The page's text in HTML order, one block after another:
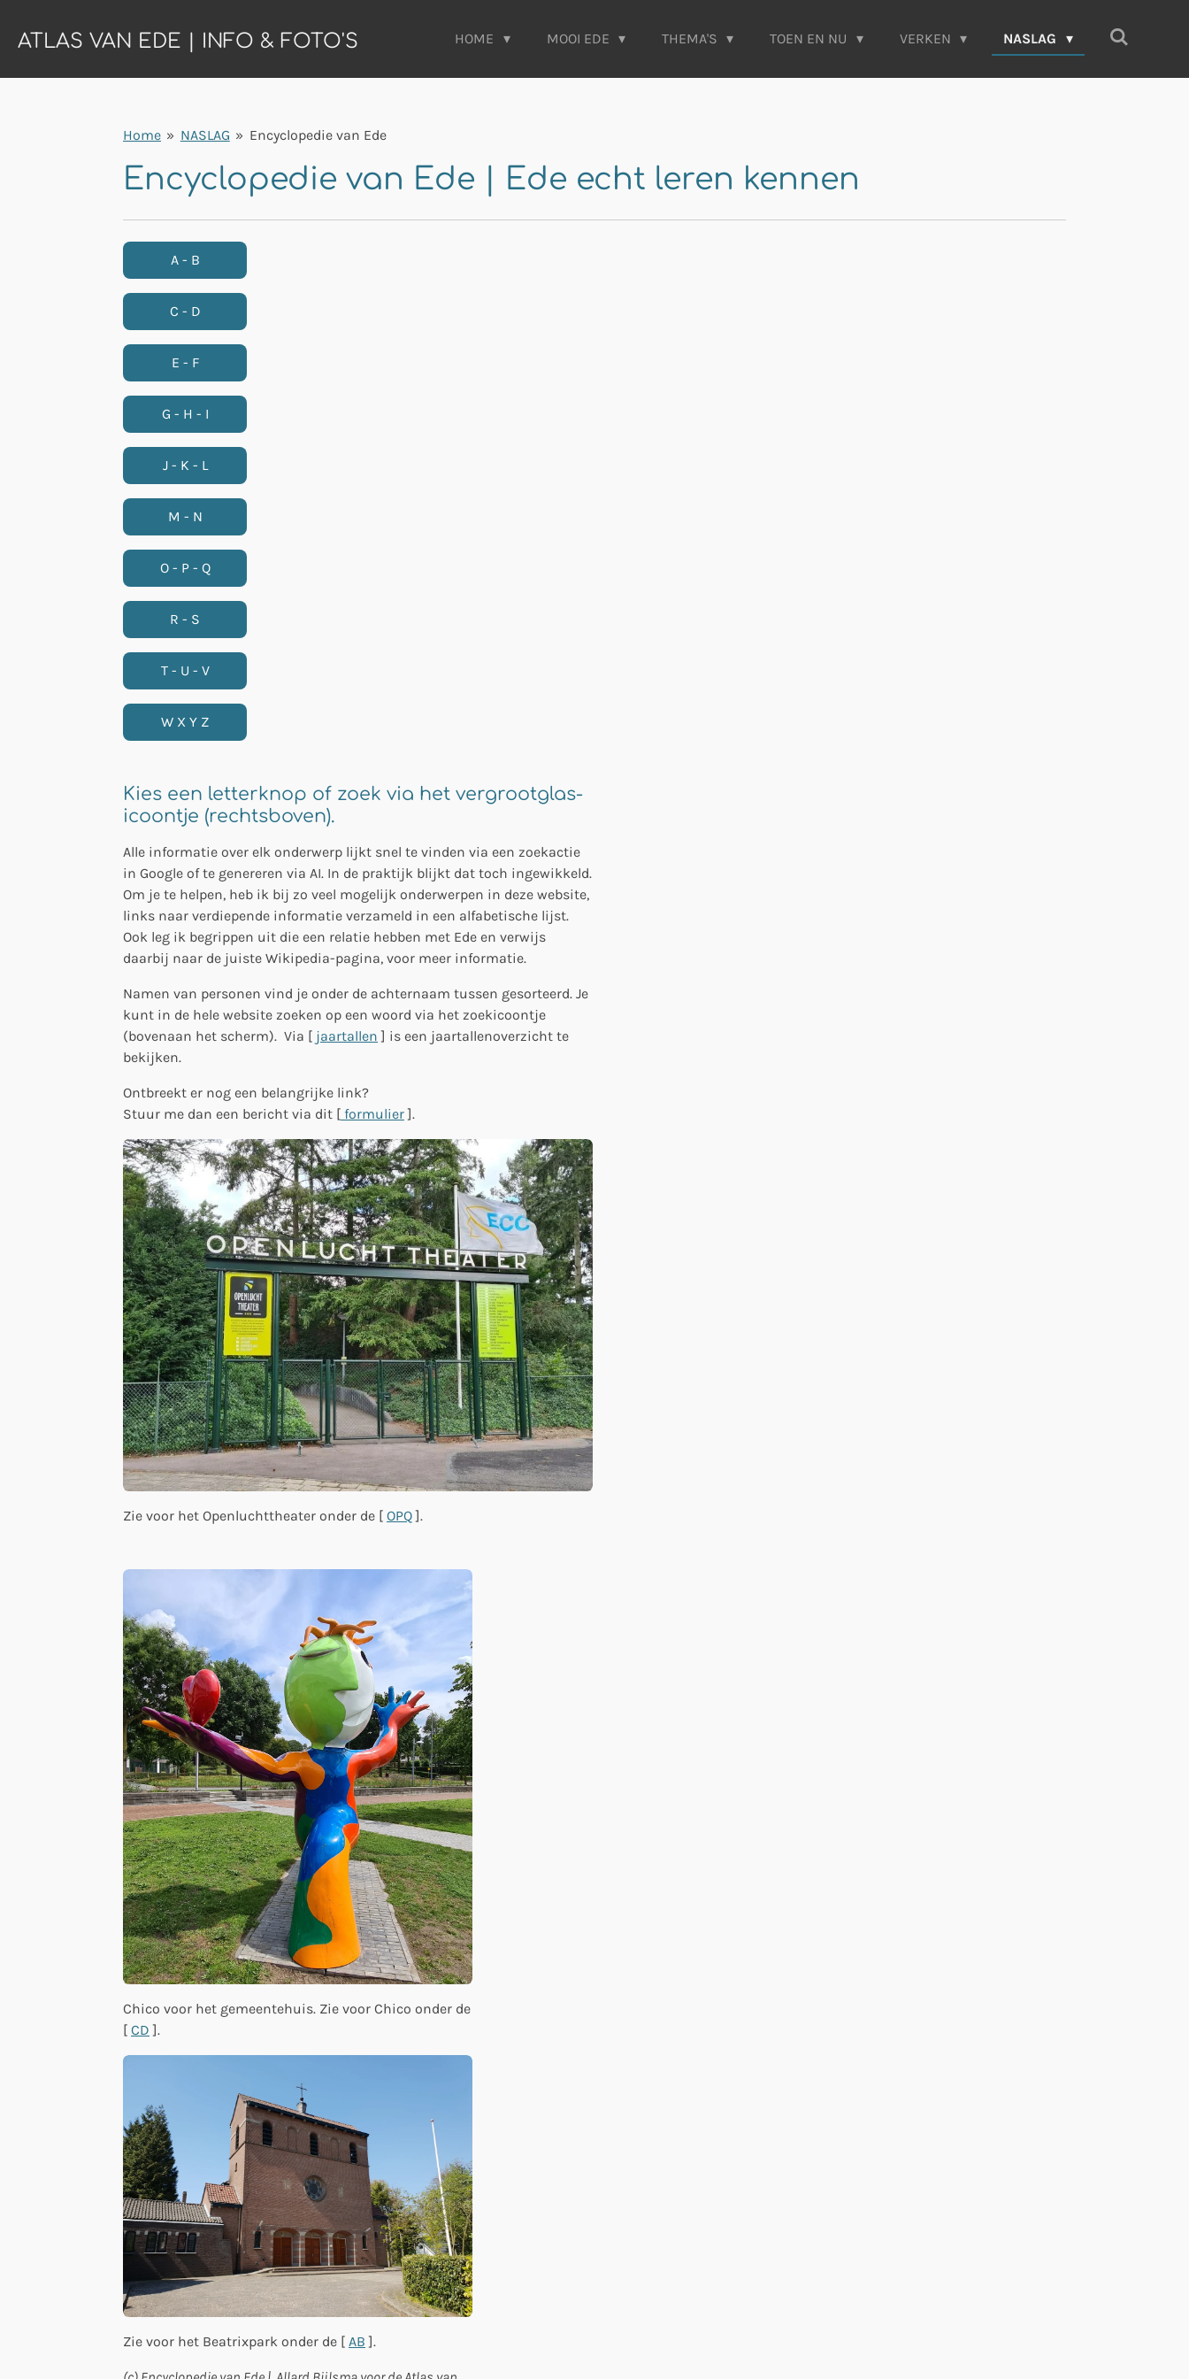
direct
de
ATLAS VAN EDE | INFO & FOTO'S HOME MOOI EDE THEMA'S TOEN EN NU VERKEN NASLAG
Home » NASLAG » Encyclopedie van Ede
Encyclopedie van Ede | Ede echt leren kennen
A - B
C - D
E - F
G - H - I
J - K - L
M - N
O - P - Q
R - S
T - U - V
W X Y Z
Kies een letterknop of zoek via het vergrootglas-
icoontje (rechtsboven).
Alle informatie over elk onderwerp lijkt snel te vinden via een zoekactie
in Google of te genereren via AI. In de praktijk blijkt dat toch ingewikkeld.
Om je te helpen, heb ik bij zo veel mogelijk onderwerpen in deze website,
links naar verdiepende informatie verzameld in een alfabetische lijst.
Ook leg ik begrippen uit die een relatie hebben met Ede en verwijs
daarbij naar de juiste Wikipedia-pagina, voor meer informatie.
Namen van personen vind je onder de achternaam tussen gesorteerd. Je
kunt in de hele website zoeken op een woord via het zoekicoontje
(bovenaan het scherm). Via [ jaartallen ] is een jaartallenoverzicht te
bekijken.
Ontbreekt er nog een belangrijke link?
Stuur me dan een bericht via dit [ formulier].
Zie voor het Openluchttheater onder de [ OPQ].
Chico voor het gemeentehuis. Zie voor Chico onder de
[ CD ].
Zie voor het Beatrixpark onder de [ AB ].